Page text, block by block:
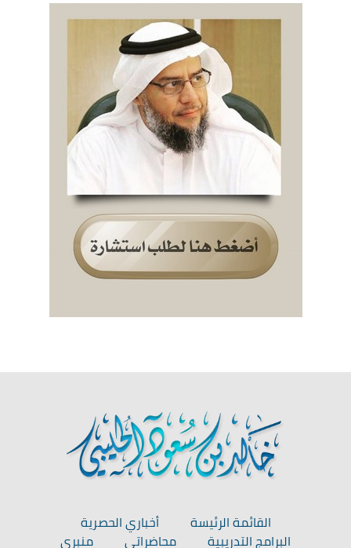
القائمة الرئيسة
أخباري الحصرية
البرامج التدريبية
محاضراتي منبري